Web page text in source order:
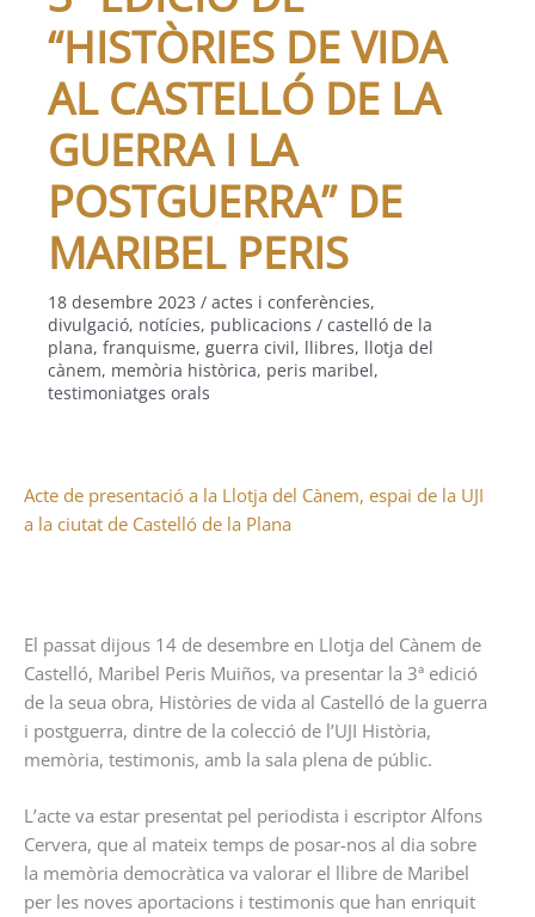
“HISTÒRIES DE VIDA
AL CASTELLÓ DE LA
GUERRA I LA
POSTGUERRA” DE
MARIBEL PERIS
18 desembre 2023 / actes i conferències,
divulgació, notícies, publicacions / castelló de la
plana, franquisme, guerra civil, llibres, llotja del
cànem, memòria històrica, peris maribel,
testimoniatges orals
Acte de presentació a la Llotja del Cànem, espai de la UJI
a la ciutat de Castelló de la Plana
El passat dijous 14 de desembre en Llotja del Cànem de
Castelló, Maribel Peris Muiños, va presentar la 3ª edició
de la seua obra, Històries de vida al Castelló de la guerra
i postguerra, dintre de la colecció de l’UJI Història,
memòria, testimonis, amb la sala plena de públic.
L’acte va estar presentat pel periodista i escriptor Alfons
Cervera, que al mateix temps de posar-nos al dia sobre
la memòria democràtica va valorar el llibre de Maribel
per les noves aportacions i testimonis que han enriquit